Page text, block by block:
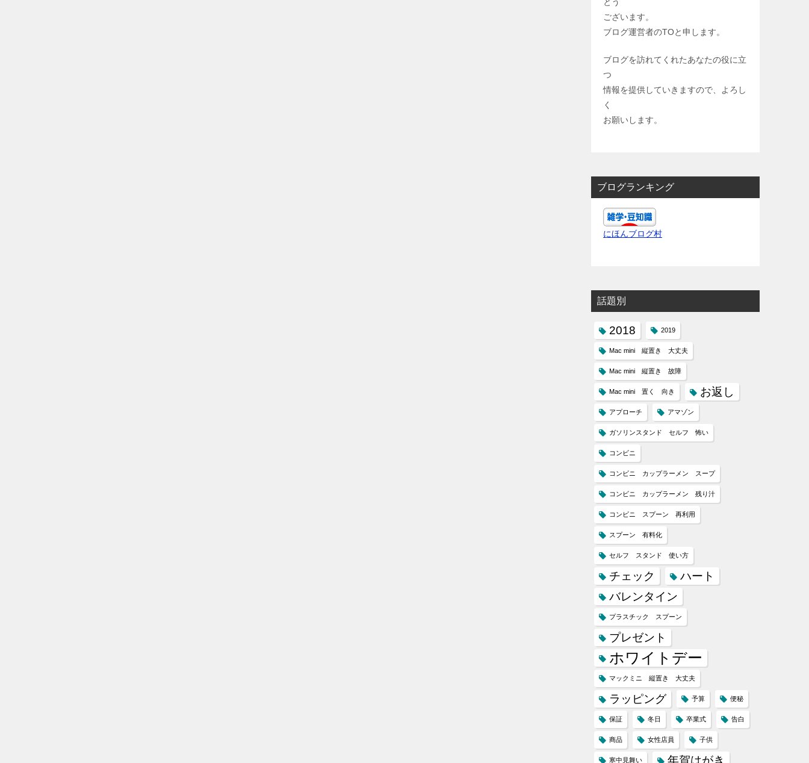
ございます。
ブログ運営者のTOと申します。
ブログを訪れてくれたあなたの役に立
つ
情報を提供していきますので、よろし
く
お願いします。
ブログランキング
にほんブログ村
話題別
2018 2019
Mac mini 縦置き 大丈夫
Mac mini 縦置き 故障
Mac mini 置く 向き お返し
アプローチ アマゾン
ガソリンスタンド セルフ 怖い
コンビニ
コンビニ カップラーメン スープ
コンビニ カップラーメン 残り汁
コンビニ スプーン 再利用
スプーン 有料化
セルフ スタンド 使い方
チェック
ハート
バレンタイン
プラスチック スプーン
プレゼント
ホワイトデー
マックミニ 縦置き 大丈夫
ラッピング 予算 便秘
保証 冬日 卒業式 告白
商品 女性店員 子供
寒中見舞い 年賀はがき